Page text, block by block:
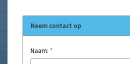
Neem contact op
Naam: *